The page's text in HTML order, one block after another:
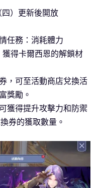
）更新後開放
任務：消耗體力
獲得卡爾西恩的解鎖材
，可至活動商店兌換活
獎勵。
獲得提升攻擊力和防禦
券的獲取數量。